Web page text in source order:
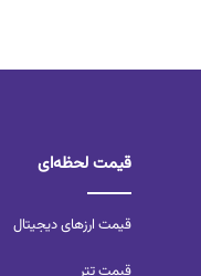
قیمت لحظه‌ای
قیمت ارزهای دیجیتال
قیمت تتر